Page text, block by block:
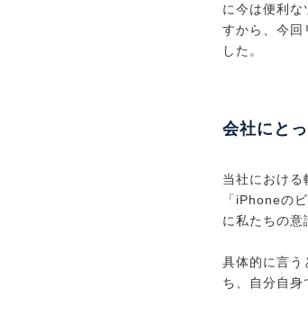
に今は便利な
すから、今回
した。
会社にと
当社におけ
「iPhoneの
に私たちの意
具体的に言う
ち、自分自身